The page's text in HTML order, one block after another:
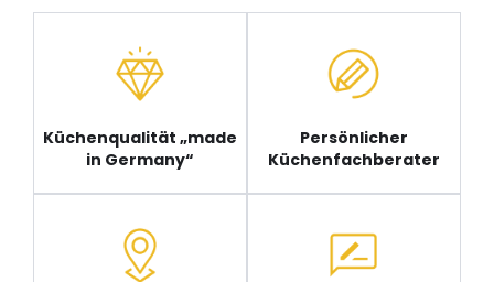
Küchenqualität „made
in Germany“
Persönlicher
Küchenfachberater